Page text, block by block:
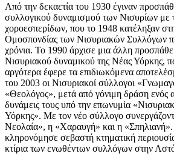
Από την δεκαετία του 1930 έγιναν
συλλογικού δυναμισμού των Νισυρίων με
χοροεσπερίδων, που το 1948 κατέληξαν
Ομοσπονδίας των Νισυριακών Συλλόγων
χρόνια. Το 1990 άρχισε μια άλλη
Νισυριακού δυναμικού της Νέας Υόρκης,
αργότερα έφερε τα επιδιωκόμενα
του 2003 οι Νισυριακοί σύλλογοι
«Θεολόγος», μετά από γόνιμη δράση ενός
δυνάμεις τους υπό την επωνυμία
Υόρκης». Με τον νέο σύλλογο
Νεολαία», η «Χαραυγή» και η
κληρονόμησε σεβαστή κτηματική
κτίρια των ενωθέντων συλλόγων στην